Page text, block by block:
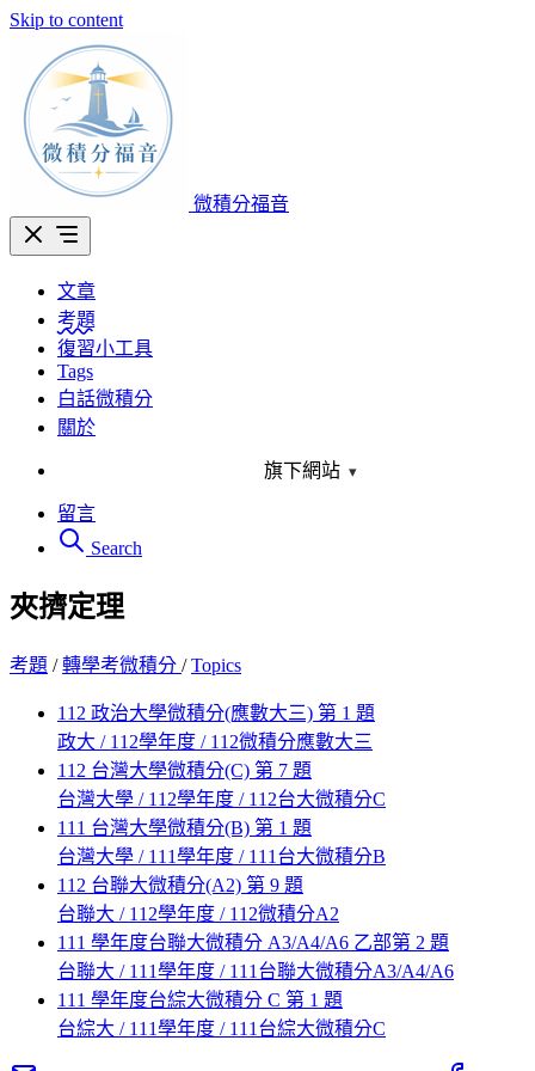
Skip to content
微積分福音
文章
考題
復習小工具
Tags
白話微積分
關於
旗下網站 ▾
留言
Search
夾擠定理
考題 /轉學考微積分 /Topics
112 政治大學微積分(應數大三) 第 1 題
政大 / 112學年度 / 112微積分應數大三
112 台灣大學微積分(C) 第 7 題
台灣大學 / 112學年度 / 112台大微積分C
111 台灣大學微積分(B) 第 1 題
台灣大學 / 111學年度 / 111台大微積分B
112 台聯大微積分(A2) 第 9 題
台聯大 / 112學年度 / 112微積分A2
111 學年度台聯大微積分 A3/A4/A6 乙部第 2 題
台聯大 / 111學年度 / 111台聯大微積分A3/A4/A6
111 學年度台綜大微積分 C 第 1 題
台綜大 / 111學年度 / 111台綜大微積分C